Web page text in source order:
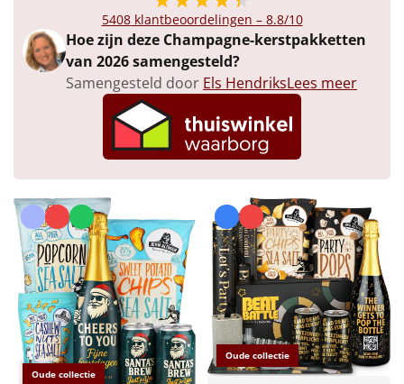
NIEUW
Pizzarette
Wake up light
NIEUW
Borrelplank
Warmtekussen
NIEUW
Slowcooker POPULAIR
Noodradio NIEUW
Deken (fleece plaid)
Oude collectie
Oude collectie
5408klantbeoordelingen – 8.8/10
Hoe zijn deze Champagne-kerstpakketten
van 2026 samengesteld?
Samengesteld door Els HendriksLees meer